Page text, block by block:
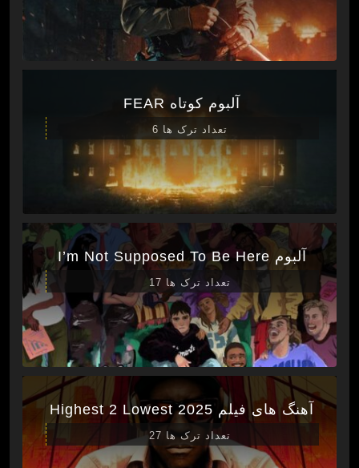
آلبوم کوتاه FEAR
تعداد ترک ها 6
آلبوم I’m Not Supposed To Be Here
تعداد ترک ها 17
آهنگ های فیلم Highest 2 Lowest 2025
تعداد ترک ها 27